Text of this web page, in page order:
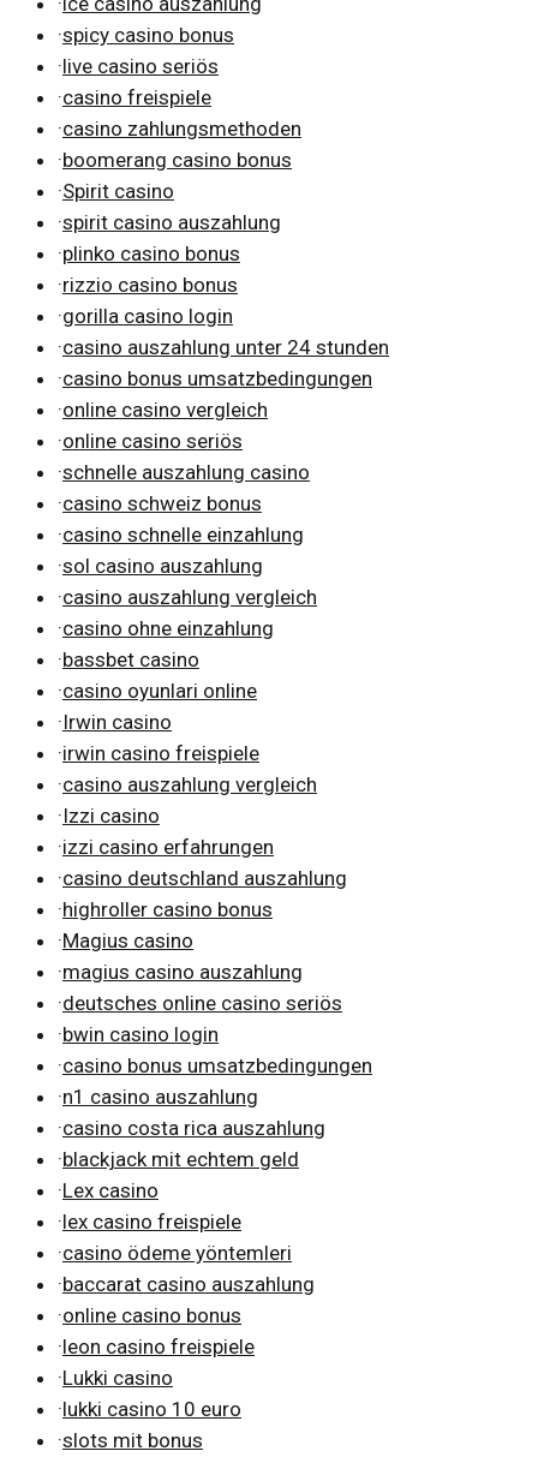
·spicy casino bonus
·live casino seriös
·casino freispiele
·casino zahlungsmethoden
·boomerang casino bonus
·Spirit casino
·spirit casino auszahlung
·plinko casino bonus
·rizzio casino bonus
·gorilla casino login
·casino auszahlung unter 24 stunden
·casino bonus umsatzbedingungen
·online casino vergleich
·online casino seriös
·schnelle auszahlung casino
·casino schweiz bonus
·casino schnelle einzahlung
·sol casino auszahlung
·casino auszahlung vergleich
·casino ohne einzahlung
·bassbet casino
·casino oyunlari online
·Irwin casino
·irwin casino freispiele
·casino auszahlung vergleich
·Izzi casino
·izzi casino erfahrungen
·casino deutschland auszahlung
·highroller casino bonus
·Magius casino
·magius casino auszahlung
·deutsches online casino seriös
·bwin casino login
·casino bonus umsatzbedingungen
·n1 casino auszahlung
·casino costa rica auszahlung
·blackjack mit echtem geld
·Lex casino
·lex casino freispiele
·casino ödeme yöntemleri
·baccarat casino auszahlung
·online casino bonus
·leon casino freispiele
·Lukki casino
·lukki casino 10 euro
·slots mit bonus